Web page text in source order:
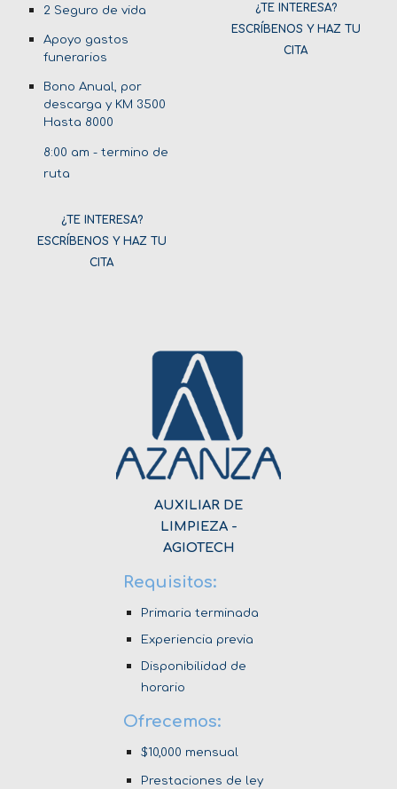
2 Seguro de vida
Apoyo gastos
funerarios
Bono Anual, por
descarga y KM 3500
Hasta 8000
8:00 am - termino de
ruta
¿TE INTERESA?
ESCRÍBENOS Y HAZ TU
CITA
¿TE INTERESA?
ESCRÍBENOS Y HAZ TU
CITA
AUXILIAR DE
LIMPIEZA -
AGIOTECH
Requisitos:
Primaria terminada
Experiencia previa
Disponibilidad de
horario
Ofrecemos:
$10,000 mensual
Prestaciones de ley